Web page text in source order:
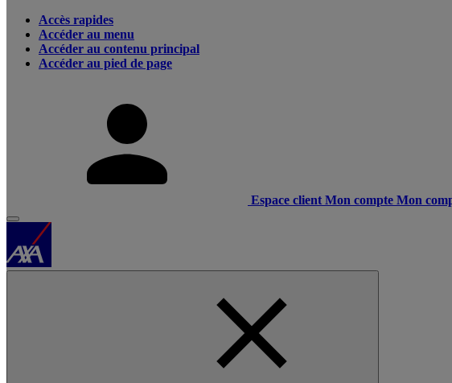
Accès rapides
Accéder au menu
Accéder au contenu principal
Accéder au pied de page
Espace client Mon compte Mon